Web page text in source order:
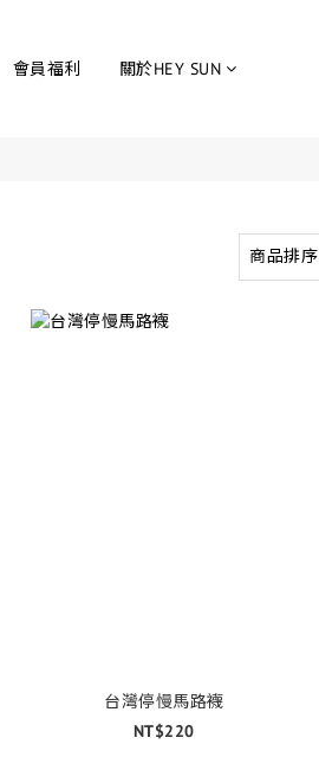
會員福利 關於HEY SUN
商品排序
台灣停慢馬路襪
NT$220